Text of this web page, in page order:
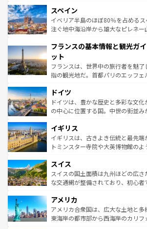
ろん、トスカーナの美しい田園風景
景など、自然景観も見逃せない。
ピザやパスタなど、絶品のイタリア
ませてくれるイタリアで、忘れられ
なお、新着のイタリア情報は
しい。
スペイン
イベリア半島のほぼ80％を占める
注ぐ地中海沿岸から雄大なピレネー
文化が根付くこの国では、情熱的な
れる闘牛、そして美味しいタパスが
る。首都マドリードの洗練された
アートに溢れた街角から、地方では
せる。地方によって風土や気候が異
性で訪れる人を
ンテンツ一覧を参照してほしい。
フランスの基本情報と観光ガ
ット
フランスは、世界中の旅行者を魅
指の観光地だ。首都パリのエッフェ
で、幅広い魅力が詰まっている。華
聖堂、美しいビーチ、そして豊か
から魅了する。また、フランスは美
いる。シャンパンの発祥地であるラ
香り高いラベンダー畑など、多彩な
らに、パリ以外の地域にも魅力が溢
れる地方に足を運ぶとそれぞれで全
きるだろう。 なお、新着のフラ
を参照してほしい。
ドイツ
ドイツは、豊かな歴史と多彩な文
の中心に位置する国。中世の街並み
顔を持つこの国は、どこを歩いても
ルリンの文化的活気、バイエルン州
してライン川沿いのワイン畑といっ
は、お酒好きな人にはぜひ体験してほしい。 な
ドイツ情報はコンテンツ一覧を参照
イギリス
イギリスは、古きよき伝統と最先端
トミンスター寺院や大英博物館のよ
リアごとに異なる魅力がある。また
ティー、ビール好きにはたまらな
戦など、本場だからこそできる体験
ンツ一覧を参照してほしい。
スイス
スイスの国土面積は九州ほどの広
な交通網が整備されており、初心者
の建物がそのまま残る町や、スイス
博物館もあり、アルプス観光だけで
ことができる。国民の所得が高いた
アメリカ
アメリカ合衆国は、広大な土地と多
東海岸の都市部から西海岸のカリフ